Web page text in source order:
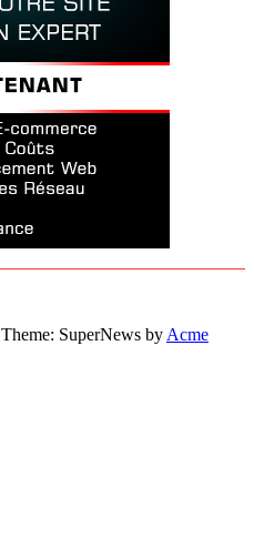
Theme: SuperNews by Acme